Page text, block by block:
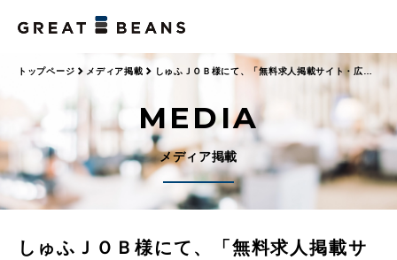
トップページ メディア掲載
しゅふＪＯＢ様にて、「無料求人掲載サイト・広告
MEDIA
メディア掲載
しゅふＪＯＢ様にて、「無料求人掲載サ